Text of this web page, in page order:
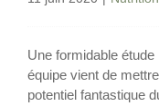
Une formidable
équipe vient de
potentiel fantastique